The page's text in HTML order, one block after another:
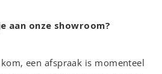
aan onze showroom?
een afspraak is momenteel